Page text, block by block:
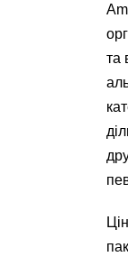
та